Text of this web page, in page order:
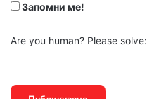
Запомни ме!
Are you human? Please solve: